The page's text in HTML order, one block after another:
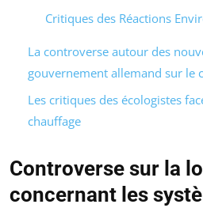
Critiques des Réactions
La controverse autour des
gouvernement allemand sur le
Les critiques des écologistes
chauffage
Controverse sur la
concernant les